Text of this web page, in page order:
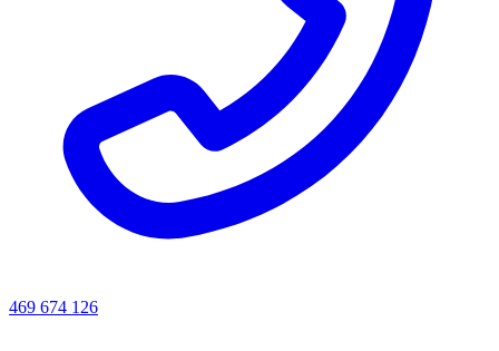
469 674 126